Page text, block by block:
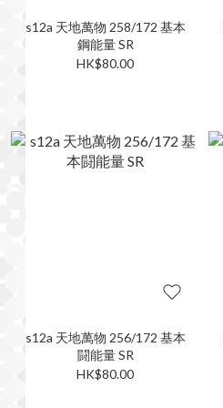
s12a 天地萬物 258/172 基本
鋼能量 SR
HK$80.00
s12a 天地萬物 256/172 基本
闘能量 SR
HK$80.00